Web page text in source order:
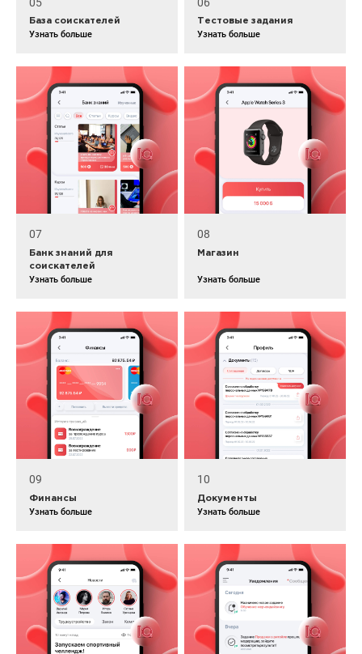
База соискателей
Узнать больше
Тестовые задания
Узнать больше
07
Банк знаний для
соискателей
Узнать больше
08
Магазин
Узнать больше
09
Финансы
Узнать больше
10
Документы
Узнать больше